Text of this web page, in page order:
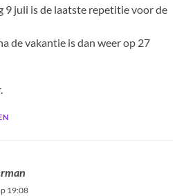
9 juli is de laatste repetitie voor de
de vakantie is dan weer op 27
19:08